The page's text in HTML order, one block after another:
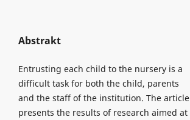
Abstrakt
Entrusting each child to the nursery is a
difficult task for both the child, parents
and the staff of the institution. The article
presents the results of research aimed at